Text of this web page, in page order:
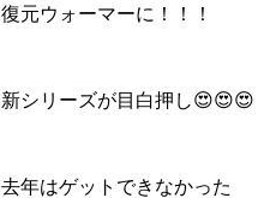
復元ウォーマーに！！！
新シリーズが目白押し😍😍😍
去年はゲットできなかった